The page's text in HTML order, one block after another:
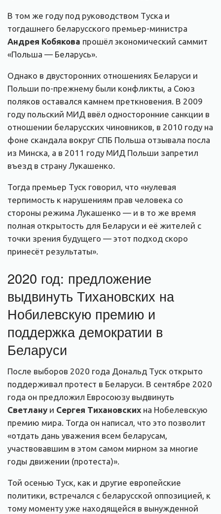
В том же году под руководством Туска и
тогдашнего беларусского премьер-министра
Андрея Кобякова прошёл экономический саммит
«Польша — Беларусь».
Однако в двусторонних отношениях Беларуси и
Польши по-прежнему были конфликты, а Союз
поляков оставался камнем преткновения. В 2009
году польский МИД ввёл односторонние санкции в
отношении беларусских чиновников, в 2010 году на
фоне скандала вокруг СПБ Польша отзывала посла
из Минска, а в 2011 году МИД Польши запретил
въезд в страну Лукашенко.
Тогда премьер Туск говорил, что «нулевая
терпимость к нарушениям прав человека со
стороны режима Лукашенко — и в то же время
полная открытость для Беларуси и её жителей с
точки зрения будущего — этот подход скоро
принесёт результаты».
2020 год: предложение
выдвинуть Тихановских на
Нобилевскую премию и
поддержка демократии в
Беларуси
После выборов 2020 года Дональд Туск открыто
поддерживал протест в Беларуси. В сентябре 2020
года он предложил Евросоюзу выдвинуть
Светлану и Сергея Тихановских на Нобелевскую
премию мира. Тогда он написал, что это позволит
«отдать дань уважения всем беларусам,
участвовавшим в этом самом мирном за многие
годы движении (протеста)».
Той осенью Туск, как и другие европейские
политики, встречался с беларусской оппозицией, к
тому моменту уже находящейся в вынужденной